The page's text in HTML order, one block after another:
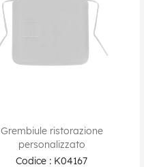
Grembiule ristorazione
personalizzato
Codice : K04167